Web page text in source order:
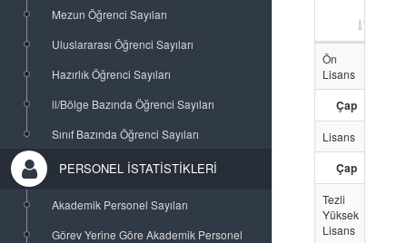
Mezun Öğrenci Sayıları
Uluslararası Öğrenci Sayıları
Hazırlık Öğrenci Sayıları
il/Bölge Bazında Öğrenci Sayıları
Sınıf Bazında Öğrenci Sayıları
PERSONEL İSTATİSTİKLERİ
Akademik Personel Sayıları
Görev Yerine Göre Akademik Personel
Ön
Lisans
Çap
Lisans
Çap
Tezli
Yüksek
Lisans